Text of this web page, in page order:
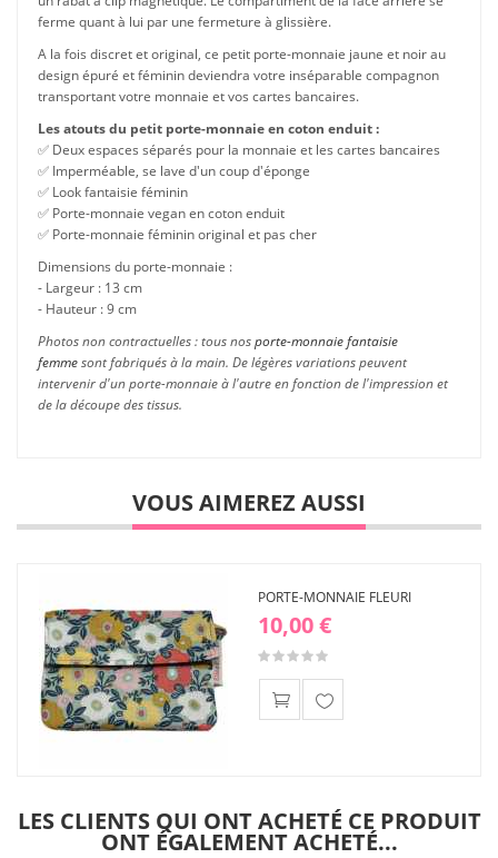
ferme quant à lui par une fermeture à glissière.
A la fois discret et original, ce petit porte-monnaie jaune et noir au
design épuré et féminin deviendra votre inséparable compagnon
transportant votre monnaie et vos cartes bancaires.
Les atouts du petit porte-monnaie en coton enduit :
✅ Deux espaces séparés pour la monnaie et les cartes bancaires
✅ Imperméable, se lave d'un coup d'éponge
✅ Look fantaisie féminin
✅ Porte-monnaie vegan en coton enduit
✅ Porte-monnaie féminin original et pas cher
Dimensions du porte-monnaie :
- Largeur : 13 cm
- Hauteur : 9 cm
Photos non contractuelles : tous nosporte-monnaie fantaisie
femmesont fabriqués à la main. De légères variations peuvent
intervenir d'un porte-monnaie à l'autre en fonction de l'impression et
de la découpe des tissus.
VOUS AIMEREZ AUSSI
PORTE-MONNAIE FLEURI
10,00 €
LES CLIENTS QUI ONT ACHETÉ CE PRODUIT
ONT ÉGALEMENT ACHETÉ...